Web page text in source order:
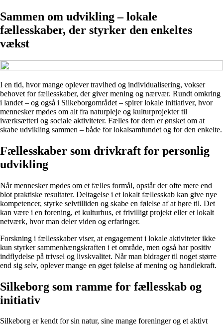
Sammen om udvikling – lokale
fællesskaber, der styrker den enkeltes
vækst
I en tid, hvor mange oplever travlhed og individualisering, vokser
behovet for fællesskaber, der giver mening og nærvær. Rundt omkring
i landet – og også i Silkeborgområdet – spirer lokale initiativer, hvor
mennesker mødes om alt fra naturpleje og kulturprojekter til
iværksætteri og sociale aktiviteter. Fælles for dem er ønsket om at
skabe udvikling sammen – både for lokalsamfundet og for den enkelte.
Fællesskaber som drivkraft for personlig
udvikling
Når mennesker mødes om et fælles formål, opstår der ofte mere end
blot praktiske resultater. Deltagelse i et lokalt fællesskab kan give nye
kompetencer, styrke selvtilliden og skabe en følelse af at høre til. Det
kan være i en forening, et kulturhus, et frivilligt projekt eller et lokalt
netværk, hvor man deler viden og erfaringer.
Forskning i fællesskaber viser, at engagement i lokale aktiviteter ikke
kun styrker sammenhængskraften i et område, men også har positiv
indflydelse på trivsel og livskvalitet. Når man bidrager til noget større
end sig selv, oplever mange en øget følelse af mening og handlekraft.
Silkeborg som ramme for fællesskab og
initiativ
Silkeborg er kendt for sin natur, sine mange foreninger og et aktivt